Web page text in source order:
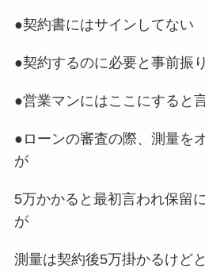
●契約書にはサインしてない
●契約するのに必要と事前振
●営業マンにはここにすると
●ローンの審査の際、測量を
が
5万かかると最初言われ保留
が
測量は契約後5万掛かるけど